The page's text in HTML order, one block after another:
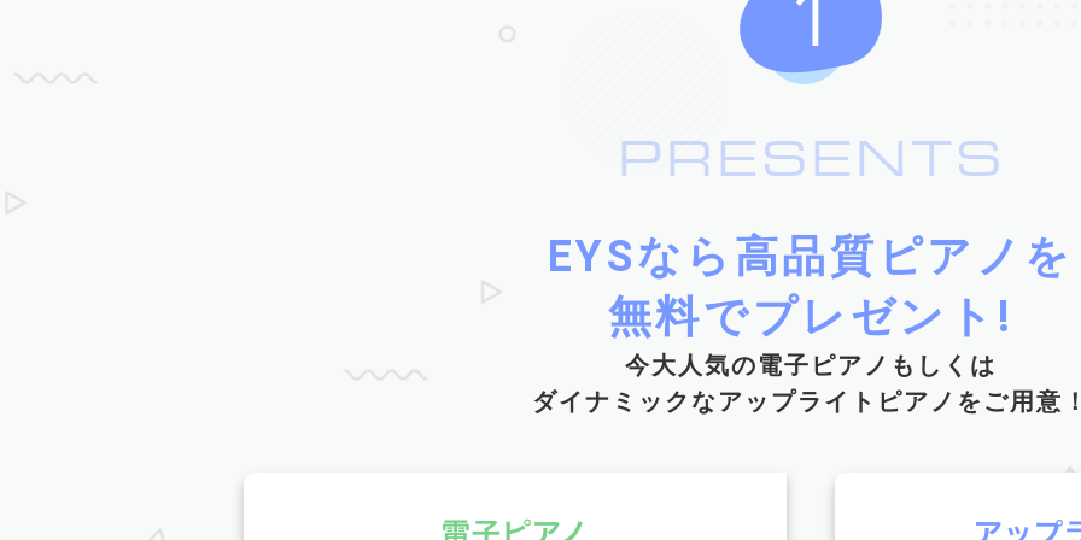
PRESENTS
EYSなら高品質ピアノを
無料でプレゼント!
今大人気の電子ピアノもしくは
ダイナミックなアップライトピアノをご用意